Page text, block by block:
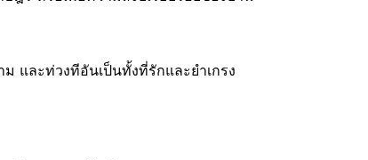
และท่วงทีอันเป็นทั้งที่รักและยำเกรง